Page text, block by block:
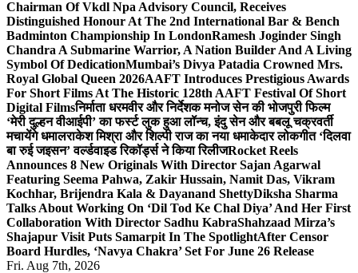
Chairman Of Vkdl Npa Advisory Council, Receives
Distinguished Honour At The 2nd International Bar & Bench
Badminton Championship In LondonRamesh Joginder Singh
Chandra A Submarine Warrior, A Nation Builder And A Living
Symbol Of DedicationMumbai’s Divya Patadia Crowned Mrs.
Royal Global Queen 2026AAFT Introduces Prestigious Awards
For Short Films At The Historic 128th AAFT Festival Of Short
Digital Filmsनिर्माता धरमवीर और निर्देशक मनोज सेन की भोजपुरी फिल्म
‘मेरी दुल्हन वीआईपी’ का फर्स्ट लुक हुआ लॉन्च, इंदु सेन और बबलू चक्रवर्ती
मचायेंगे धमालराकेश मिश्रा और शिल्पी राज का नया धमाकेदार लोकगीत ‘दिलवा
बा रुई जइसन’ वर्ल्डवाइड रिकॉर्ड्स ने किया रिलीजRocket Reels
Announces 8 New Originals With Director Sajan Agarwal
Featuring Seema Pahwa, Zakir Hussain, Namit Das, Vikram
Kochhar, Brijendra Kala & Dayanand ShettyDiksha Sharma
Talks About Working On ‘Dil Tod Ke Chal Diya’ And Her First
Collaboration With Director Sadhu KabraShahzaad Mirza’s
Shajapur Visit Puts Samarpit In The SpotlightAfter Censor
Board Hurdles, ‘Navya Chakra’ Set For June 26 Release
Fri. Aug 7th, 2026